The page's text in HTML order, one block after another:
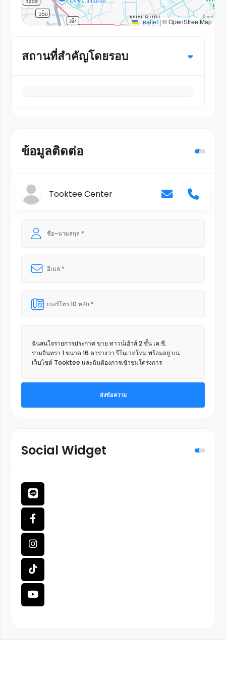
Leaflet | © OpenStreetMap
สถานที่สำคัญโดยรอบ
ข้อมูลติดต่อ
Tooktee Center
ส่งข้อความ
Social Widget